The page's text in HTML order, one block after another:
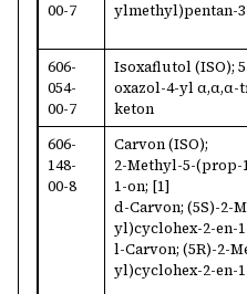
00-7
ylmethyl)pentan-
606-
054-
00-7
Isoxaflutol (ISO);
oxazol-4-yl
keton
606-
148-
00-8
Carvon (ISO);
2-Methyl-5-(prop-
1-on; [1]
d-Carvon; (5S)-2-
yl)cyclohex-2-en-
l-Carvon; (5R)-2-
yl)cyclohex-2-en-